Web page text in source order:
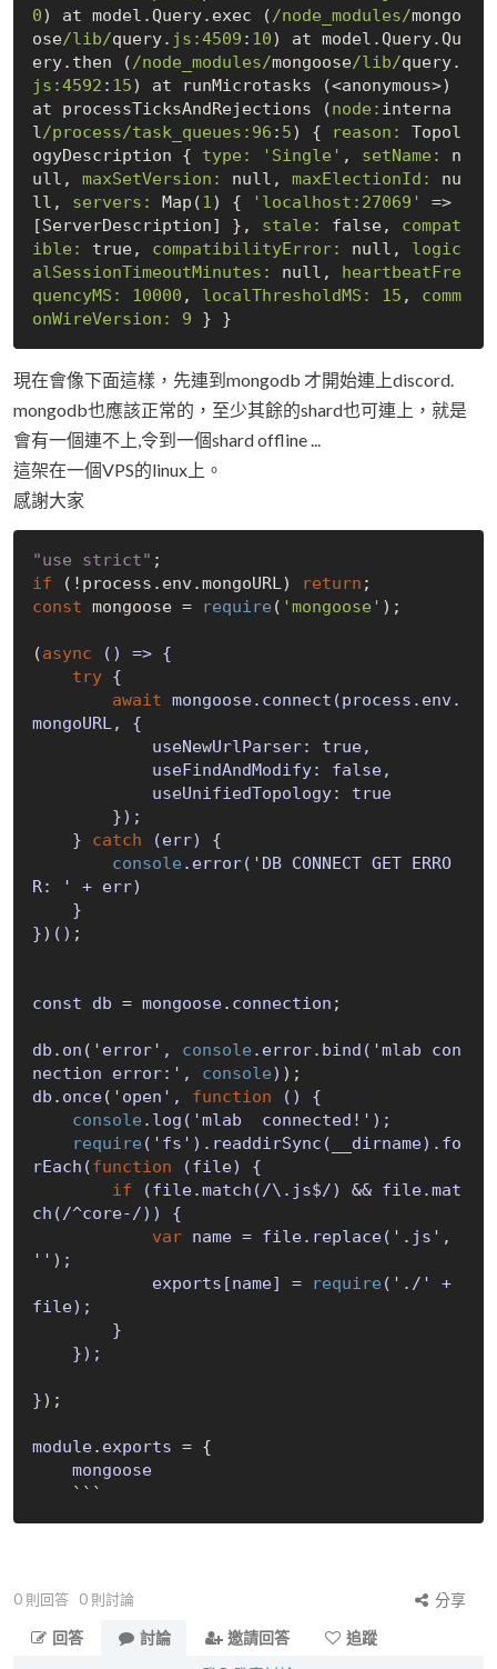
0) at model.Query.exec ( /node_modules/mongo
ose/lib/query. js:4509 : 10) at model.Query.Qu
ery.then ( /node_modules/mongoose/lib/query.
js:4592 : 15) at runMicrotasks (<anonymous>)
at processTicksAndRejections (node: interna
l /process/task_queues: 96 : 5) { reason:
Topol
ogyDescription { type: 'Single' , setName:
n
ull , maxSetVersion: null , maxElectionId:
nu
ll , servers: Map(1 ) { 'localhost:27069'
=>
[ServerDescription] }, stale: false, compat
ible:
true, compatibilityError: null , logic
alSessionTimeoutMinutes:
null , heartbeatFre
quencyMS:
10000 , localThresholdMS: 15 , comm
onWireVersion:
9
現在會像下面這樣，先連到mongodb 才開始連上discord.
mongodb也應該正常的，至少其餘的shard也可連上，就是
會有一個連不上,令到一個shard offline ...
這架在一個VPS的linux上。
感謝大家
"use strict"
if (!process.env.mongoURL) return
const mongoose = require ( 'mongoose' );
(async ( ) => {
try {
await mongoose.connect(process.env.
mongoURL, {
            useNewUrlParser:
true,
            useFindAndModify:
false,
            useUnifiedTopology:
true
        }
);
    }
catch (err) {
console .error( 'DB CONNECT GET ERRO
R: ' + err)
}) () ;
const db = mongoose. connection ;
db . on ( 'error', console .error.bind( 'mlab con
nection error:', console)
db . once( 'open', function ( ) {
console .log( 'mlab  connected!' );
require ( 'fs' ).readdirSync( __dirname).fo
rEach(function (file) {
if (file.match( /\.js$/) && file.mat
ch( /^core-/) ) {
var name = file.replace( '.js',
'' );
            exports[name] =
require ( './' +
file);
    }
);
});
module. exports = {
mongoose
0 則回答 0 則討論
分享
回答
討論 邀請回答
追蹤